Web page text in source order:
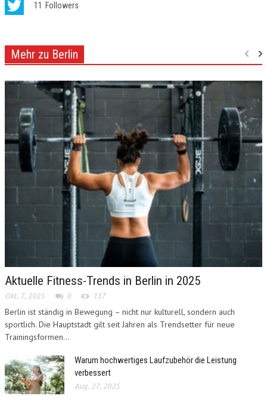
11 Followers
Mehr zu Berlin
Aktuelle Fitness-Trends in Berlin in 2025
Okt. 7, 2025 0 137
Berlin ist ständig in Bewegung – nicht nur kulturell, sondern auch
sportlich. Die Hauptstadt gilt seit Jahren als Trendsetter für neue
Trainingsformen...
Warum hochwertiges Laufzubehör die Leistung
verbessert
Aug. 27, 2025